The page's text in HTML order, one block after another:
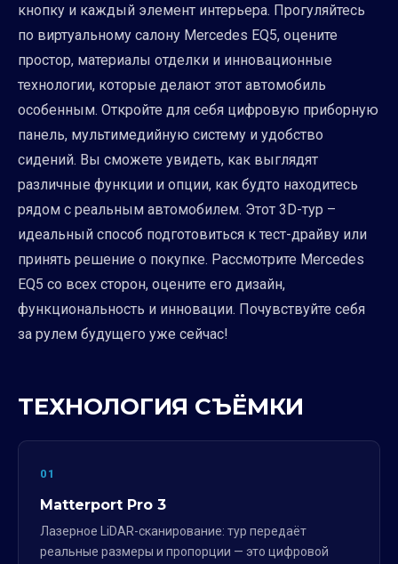
кнопку и каждый элемент интерьера. Прогуляйтесь
по виртуальному салону Mercedes EQ5, оцените
простор, материалы отделки и инновационные
технологии, которые делают этот автомобиль
особенным. Откройте для себя цифровую приборную
панель, мультимедийную систему и удобство
сидений. Вы сможете увидеть, как выглядят
различные функции и опции, как будто находитесь
рядом с реальным автомобилем. Этот 3D-тур –
идеальный способ подготовиться к тест-драйву или
принять решение о покупке. Рассмотрите Mercedes
EQ5 со всех сторон, оцените его дизайн,
функциональность и инновации. Почувствуйте себя
за рулем будущего уже сейчас!
ТЕХНОЛОГИЯ СЪЁМКИ
01
Matterport Pro 3
Лазерное LiDAR-сканирование: тур передаёт
реальные размеры и пропорции — это цифровой